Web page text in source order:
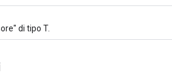
di tipo T.